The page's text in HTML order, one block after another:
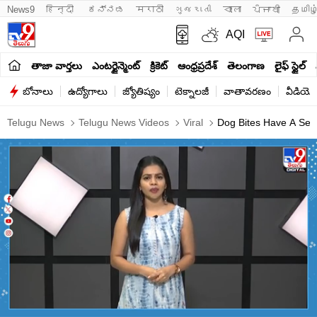
News9 हिन्दी ಕನ್ನಡ मराठी ગુજરાતી বাংলা ਪੰਜਾਬੀ
AQI
తాజా వార్తలు ఎంటర్టైన్మెంట్ క్రికెట్ ఆంధ్రప్రదేశ్ తెలంగాణ లైఫ్ స్టైల్
బోనాలు ఉద్యోగాలు జ్యోతిష్యం టెక్నాలజీ వాతావరణం
Telugu News Telugu News Videos Viral Dog Bites Have A